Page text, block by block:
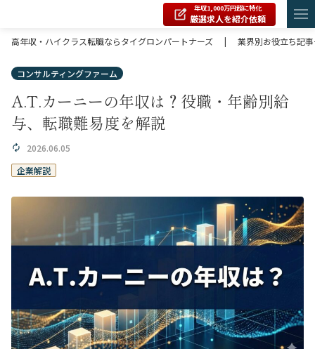
年収1,000万円超に特化
厳選求人を紹介依頼
高年収・ハイクラス転職ならタイグロンパートナーズ
| 業界別お役立ち記
コンサルティングファーム
A.T.カーニーの年収は？役職・年齢別給
与、転職難易度を解説
2026.06.05
企業解説